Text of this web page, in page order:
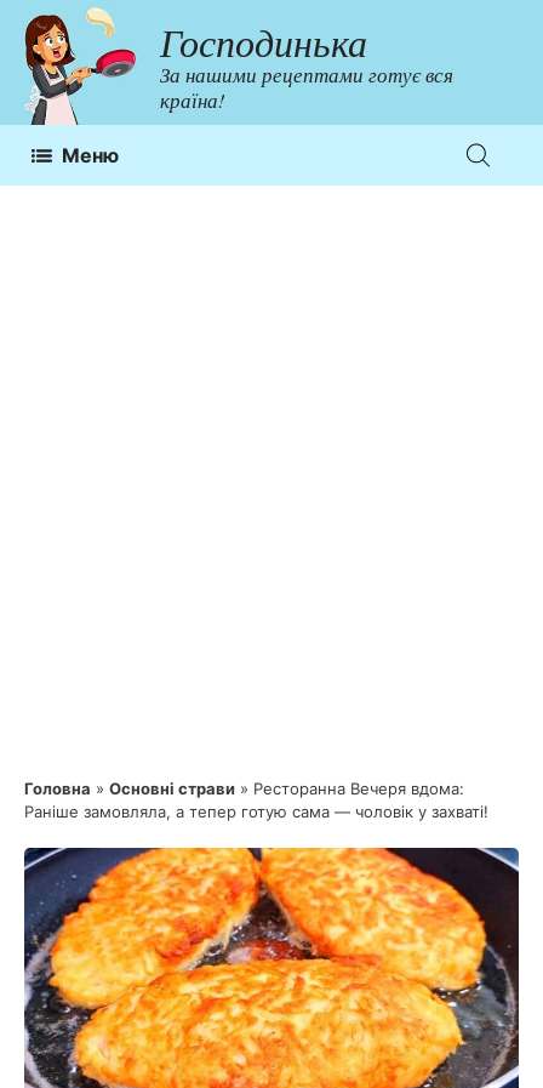
Перейти
до
контенту
Господинька
За нашими рецептами готує вся
країна!
Меню
Головна » Основні страви » Ресторанна Вечеря вдома:
Раніше замовляла, а тепер готую сама — чоловік у захваті!